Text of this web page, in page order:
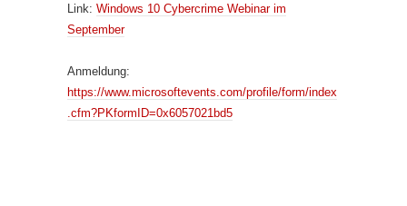
Link: Windows 10 Cybercrime Webinar im
September
Anmeldung:
https://www.microsoftevents.com/profile/form/index
.cfm?PKformID=0x6057021bd5